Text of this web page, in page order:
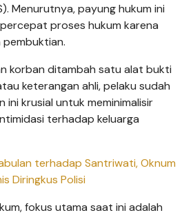
Menurutnya, payung hukum ini
proses hukum karena
pembuktian.
korban ditambah satu alat bukti
keterangan ahli, pelaku sudah
ini krusial untuk meminimalisir
terhadap keluarga
terhadap Santriwati, Oknum
Diringkus Polisi
fokus utama saat ini adalah